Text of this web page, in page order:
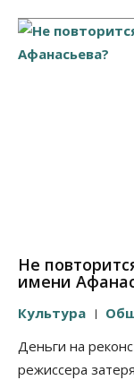
Не
имени
Культура
Деньги на
режиссера